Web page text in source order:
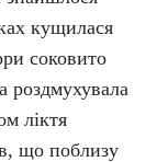
кущилася
соковито
роздмухувала
ліктя
що поблизу